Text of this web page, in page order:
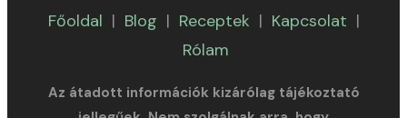
Főoldal | Blog | Receptek | Kapcsolat |
Rólam
Az átadott információk kizárólag tájékoztató